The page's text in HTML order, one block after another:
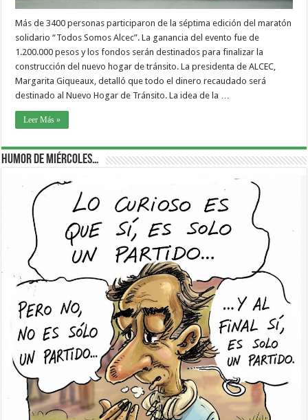
Más de 3400 personas participaron de la séptima edición del maratón
solidario “Todos Somos Alcec”. La ganancia del evento fue de
1.200.000 pesos y los fondos serán destinados para finalizar la
construcción del nuevo hogar de tránsito. La presidenta de ALCEC,
Margarita Giqueaux, detalló que todo el dinero recaudado será
destinado al Nuevo Hogar de Tránsito. La idea de la …
Leer Más »
Humor de Miércoles…